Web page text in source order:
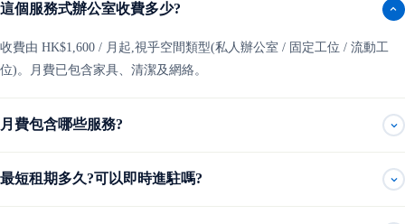
這個服務式辦公室收費多少?
收費由 HK$1,600 / 月起,視乎空間類型(私人辦公室 / 固定工位 / 流動工
位)。月費已包含家具、清潔及網絡。
月費包含哪些服務?
最短租期多久?可以即時進駐嗎?